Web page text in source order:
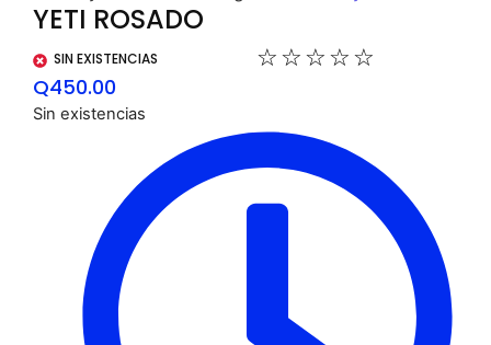
YETI ROSADO
SIN EXISTENCIAS ☆ ☆ ☆ ☆ ☆
Q450.00
Sin existencias